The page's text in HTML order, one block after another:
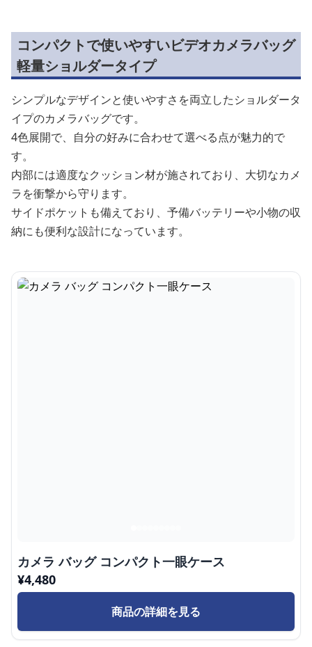
コンパクトで使いやすいビデオカメラバッグ
軽量ショルダータイプ
シンプルなデザインと使いやすさを両立したショルダータ
イプのカメラバッグです。
4色展開で、自分の好みに合わせて選べる点が魅力的で
す。
内部には適度なクッション材が施されており、大切なカメ
ラを衝撃から守ります。
サイドポケットも備えており、予備バッテリーや小物の収
納にも便利な設計になっています。
カメラ バッグ コンパクト一眼ケース
¥4,480
商品の詳細を見る